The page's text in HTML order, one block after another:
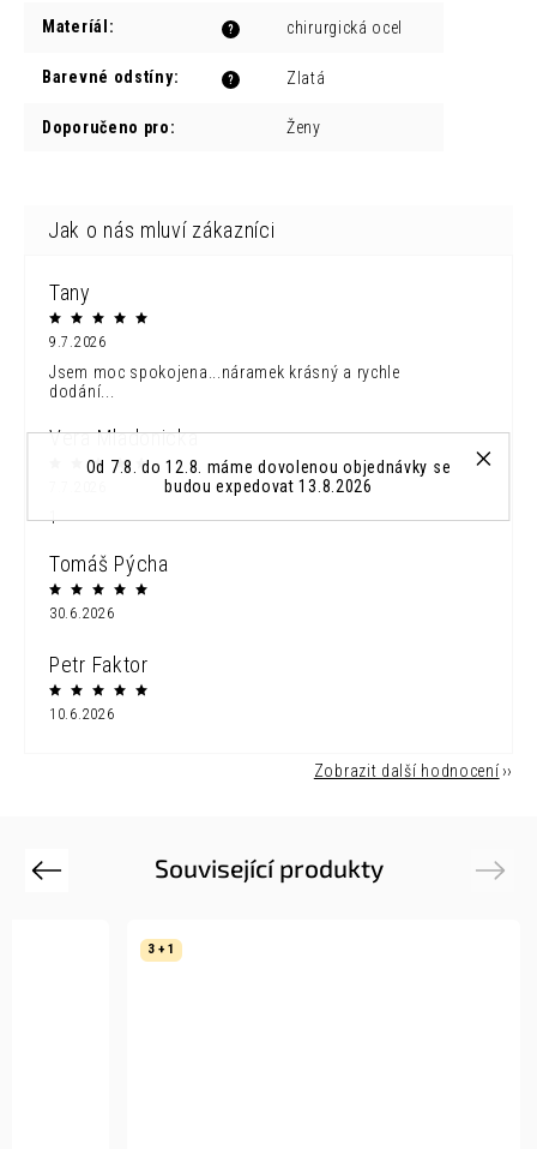
Od 7.8. do 12.8. máme dovolenou objednávky se
budou expedovat 13.8.2026
?
Materíál : chirurgická ocel
?
Barevné odstíny: Zlatá
Doporučeno pro: Ženy
Tany
9.7.2026
Jsem moc spokojena...náramek krásný a rychle
dodání...
Vera Mladonicka
1
Tomáš Pýcha
30.6.2026
Petr Faktor
10.6.2026
Zobrazit další hodnocení
Související produkty
Previous Next